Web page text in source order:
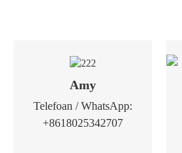
Amy
Telefoan / WhatsApp:
+8618025342707